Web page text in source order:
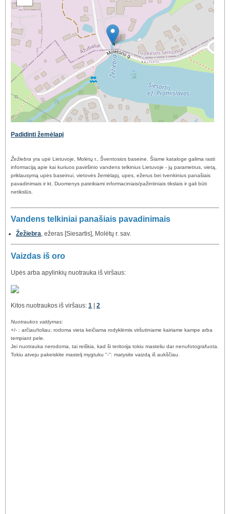
Padidinti žemėlapį
Žežiebra yra upė Lietuvoje, Molėtų r., Šventosios baseine. Šiame kataloge galima rasti
informaciją apie kai kuriuos paviršinio vandens telkinius Lietuvoje - jų parametrus, vietą,
priklausymą upės baseinui, vietovės žemėlapį, upes, ežerus bei tvenkinius panašiais
pavadinimais ir kt. Duomenys pateikiami informaciniais/pažintiniais tikslais ir gali būti
netikslūs.
Vandens telkiniai panašiais pavadinimais
Žežiebra, ežeras [Siesartis], Molėtų r. sav.
Vaizdas iš oro
Upės arba apylinkių nuotrauka iš viršaus:
Kitos nuotraukos iš viršaus: 1 | 2
Nuotraukos valdymas:
+/- : arčiau/toliau; rodoma vieta keičiama rodyklėmis viršutiniame kairiame kampe arba
tempiant pele.
Jei nuotrauka nerodoma, tai reiškia, kad ši teritorija tokiu masteliu dar nenufotografuota.
Tokiu atveju pakeiskite mastelį mygtuku "-": matysite vaizdą iš aukščiau.